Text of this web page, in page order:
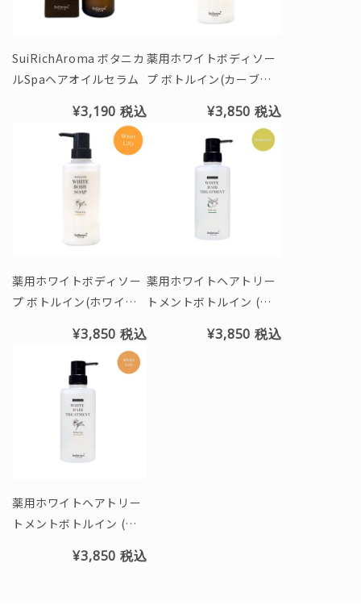
【その他の成分】アロエエキス(2)、オクラエキス、ゲットウ葉
ス、クロレラエキス、海藻エキス(1)、ノニ果汁、ニチレイ・ア
セロラエキスWB、チャエキス(1)、シャクヤクエキス、レモン
油、アルモンド油、ヤシ油、塩化ナトリウム、クエン酸、濃グ
リセリン、水酸化カリウム、精製水、安息香酸ナトリウム、フ
ェノキシエタノール、ヤシ油脂肪酸ジエタノールアミド、香
料、エデト酸ニナトリウム、ジステアリン酸エチレングリコー
ル、ポリプロピレングリコール、ヤシ油脂肪酸メチルタウリン
ナトリウム、ラウロイルメチルーβ-アラニンナトリウム液、ラ
ウリン酸アミドプロピルベタイン液、塩化O-[2-ヒドロキシ-3-
ス、ステアリン酸ジメチルアミノプロピルアミド、ミリスチル
ベタイン液、1,3-ブチレングリコール、エタノール、常水
SuiRichAroma ボタニカ
ルSpaヘアオイルセラム
¥3,190税込
薬用ホワイトボディソー
プ ボトルイン(カーブチ
¥3,850税込
薬用ホワイトボディソー
プ ボトルイン(ホワイト
¥3,850税込
薬用ホワイトヘアトリー
トメントボトルイン (カ
¥3,850税込
薬用ホワイトヘアトリー
トメントボトルイン (ホ
¥3,850税込